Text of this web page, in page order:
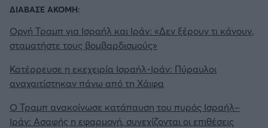
ΔΙΑΒΑΣΕ ΑΚΟΜΗ:
Οργή Τραμπ για Ισραήλ και Ιράν: «Δεν ξέρουν τι κάνουν,
σταματήστε τους βομβαρδισμούς»
Κατέρρευσε η εκεχειρία Ισραήλ-Ιράν: Πύραυλοι
αναχαιτίστηκαν πάνω από τη Χάιφα
Ο Τραμπ ανακοίνωσε κατάπαυση του πυρός Ισραήλ–
Ιράν: Ασαφής η εφαρμογή, συνεχίζονται οι επιθέσεις